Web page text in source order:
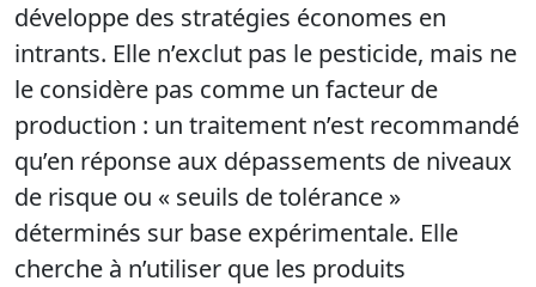
développe des stratégies économes en
intrants. Elle n’exclut pas le pesticide, mais ne
le considère pas comme un facteur de
production : un traitement n’est recommandé
qu’en réponse aux dépassements de niveaux
de risque ou « seuils de tolérance »
déterminés sur base expérimentale. Elle
cherche à n’utiliser que les produits